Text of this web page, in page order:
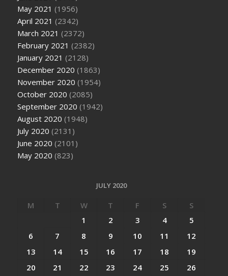
May 2021 (1956)
April 2021 (2342)
March 2021 (2372)
February 2021 (2382)
January 2021 (2128)
December 2020 (1863)
November 2020 (1954)
October 2020 (2085)
September 2020 (1942)
August 2020 (1948)
July 2020 (2131)
June 2020 (2101)
May 2020 (823)
JULY 2020
M T W T F S
S
1
2 3 4
5
6
7 8 9 10 11
12
13
14 15 16 17 18
19
20
21 22 23 24 25 26